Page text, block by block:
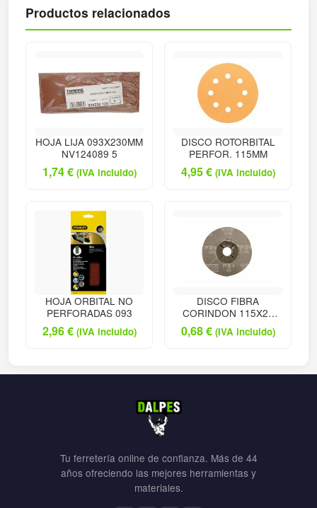
Productos relacionados
HOJA LIJA 093X230MM
NV124089 5
1,74€ (IVA incluido)
DISCO ROTORBITAL
PERFOR. 115MM
4,95€ (IVA incluido)
HOJA ORBITAL NO
PERFORADAS 093
2,96€ (IVA incluido)
DISCO FIBRA
CORINDON 115X22
0,68€ (IVA incluido)
Tu ferretería online de confianza. Más de 44
años ofreciendo las mejores herramientas y
materiales.